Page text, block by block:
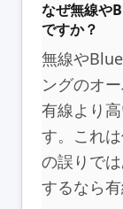
なぜ無線や
ですか？
無線や
ングのオ
有線より
す。これ
の誤りで
するなら有